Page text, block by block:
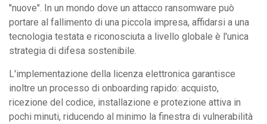
"nuove". In un mondo dove un attacco ransomware può
portare al fallimento di una piccola impresa, affidarsi a una
tecnologia testata e riconosciuta a livello globale è l'unica
strategia di difesa sostenibile.
L'implementazione della licenza elettronica garantisce
inoltre un processo di onboarding rapido: acquisto,
ricezione del codice, installazione e protezione attiva in
pochi minuti, riducendo al minimo la finestra di vulnerabilità